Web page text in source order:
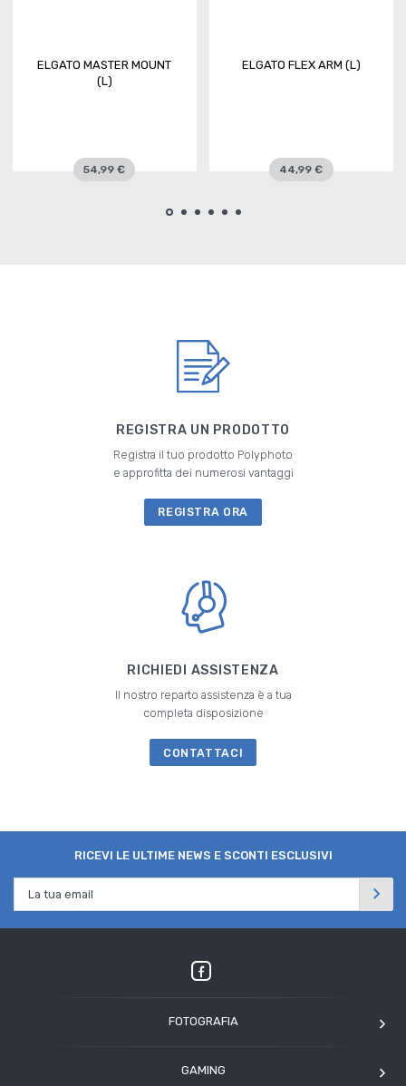
ELGATO MASTER MOUNT
(L)
54,99 €
ELGATO FLEX ARM (L)
44,99 €
REGISTRA UN PRODOTTO
Registra il tuo prodotto Polyphoto
e approfitta dei numerosi vantaggi
REGISTRA ORA
RICHIEDI ASSISTENZA
Il nostro reparto assistenza è a tua
completa disposizione
CONTATTACI
RICEVI LE ULTIME NEWS E SCONTI ESCLUSIVI
FOTOGRAFIA
GAMING